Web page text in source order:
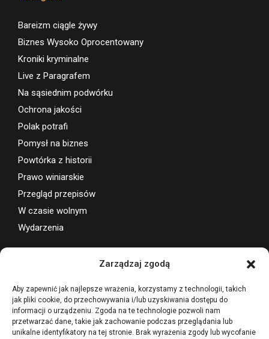
Zarządzaj zgodą
Aby zapewnić jak najlepsze wrażenia, korzystamy z technologii, takich
jak pliki cookie, do przechowywania i/lub uzyskiwania dostępu do
informacji o urządzeniu. Zgoda na te technologie pozwoli nam
przetwarzać dane, takie jak zachowanie podczas przeglądania lub
unikalne identyfikatory na tej stronie. Brak wyrażenia zgody lub wycofanie
Bareizm ciągle żywy
Biznes Wysoko Oprocentowany
Kroniki kryminalne
Live z Paragrafem
Na sąsiednim podwórku
Ochrona jakości
Polak potrafi
Pomysł na biznes
Powtórka z historii
Prawo winiarskie
Przegląd przepisów
W czasie wolnym
Wydarzenia